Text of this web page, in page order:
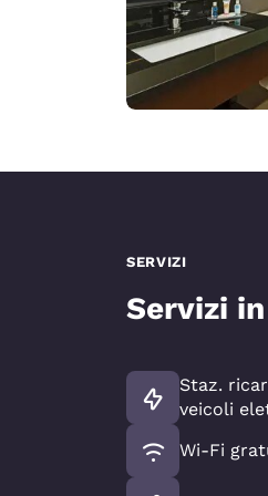
SERVIZI
Servizi
Staz.
veicoli
Wi-Fi